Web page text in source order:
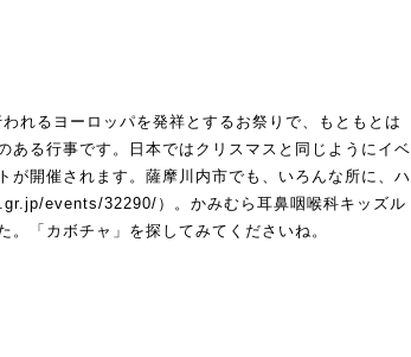
れるヨーロッパを発祥とするお祭りで、もともとは
ある行事です。日本ではクリスマスと同じようにイベ
が開催されます。薩摩川内市でも、いろんな所に、ハ
events/32290/）。かみむら耳鼻咽喉科キッズル
「カボチャ」を探してみてくださいね。